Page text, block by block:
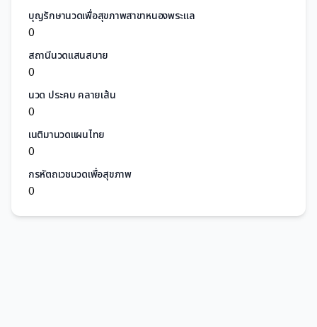
บุญรักษานวดเพื่อสุขภาพสาขาหนองพระแล
0
สถานีนวดแสนสบาย
0
นวด ประคบ คลายเส้น
0
เนติมานวดแผนไทย
0
กรหัตถเวชนวดเพื่อสุขภาพ
0